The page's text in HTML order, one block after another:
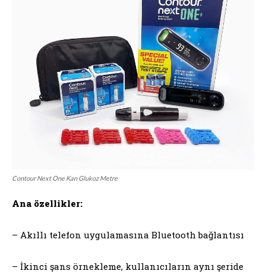
Contour Next One Kan Glukoz Metre
Ana özellikler:
– Akıllı telefon uygulamasına Bluetooth bağlantısı
– İkinci şans örnekleme, kullanıcıların aynı şeride